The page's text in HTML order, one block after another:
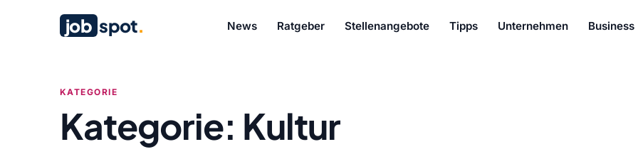
job spot. News Ratgeber Stellenangebote Tipps Unternehmen Business
KATEGORIE
Kategorie: Kultur